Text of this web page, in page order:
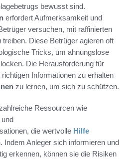
bewusst sind.
erfordert Aufmerksamkeit und
versuchen, mit raffinierten
Diese Betrüger agieren oft
Tricks, um ahnungslose
Die Herausforderung für
Informationen zu erhalten
zu lernen, um sich zu schützen.
Ressourcen wie
die wertvolle Hilfe
Indem Anleger sich informieren und
erkennen, können sie die Risiken